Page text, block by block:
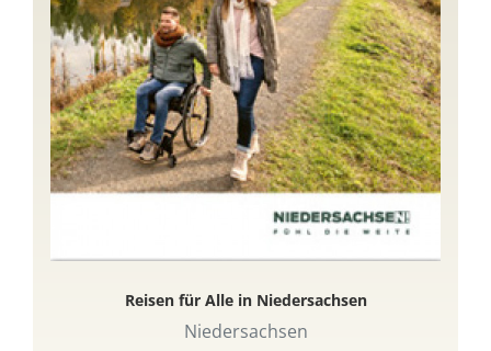
Reisen für Alle in Niedersachsen
Niedersachsen